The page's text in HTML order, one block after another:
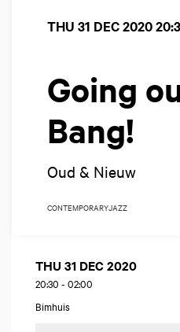
Going
Bang!
Oud & Nieuw
THU 31 DEC 2020
CONTEMPORARYJAZZ
THU 31 DEC 2020
20:30 - 02:00
Bimhuis